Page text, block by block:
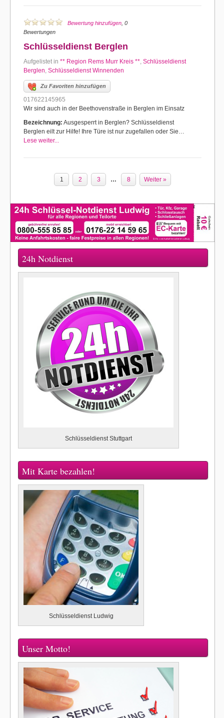
Bewertung hinzufügen , 0
Bewertungen
Schlüsseldienst Berglen
Aufgelistet in ** Region Rems Murr Kreis **, Schlüsseldienst
Berglen, Schlüsseldienst Winnenden
Zu Favoriten hinzufügen
017622145965
Wir sind auch in der Beethovenstraße in Berglen im Einsatz
Bezeichnung: Ausgesperrt in Berglen? Schlüsseldienst
Berglen eilt zur Hilfe! Ihre Türe ist nur zugefallen oder Sie…
Lese weiter...
1 2 3 … 8 Weiter »
24h Notdienst
Schlüsseldienst Stuttgart
Mit Karte bezahlen!
Schlüsseldienst Ludwig
Unser Motto!